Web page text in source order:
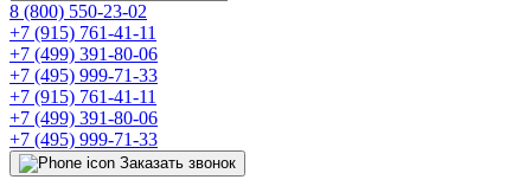
8 (800) 550-23-02
+7 (915) 761-41-11
+7 (499) 391-80-06
+7 (495) 999-71-33
+7 (915) 761-41-11
+7 (499) 391-80-06
+7 (495) 999-71-33
Заказать звонок